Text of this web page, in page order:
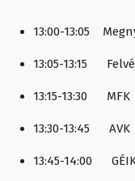
13:00-13:05
13:05-13:15
13:15-13:30 MFK
13:30-13:45 AVK
13:45-14:00